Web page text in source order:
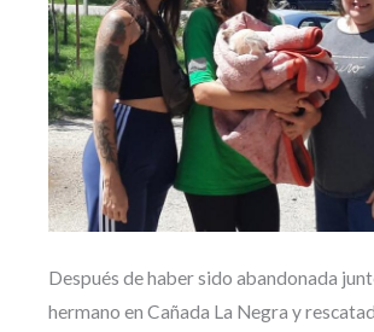
Después de haber sido abandonada
hermano en Cañada La Negra y